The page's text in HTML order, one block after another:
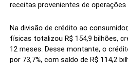
receitas provenientes de operações
Na divisão de crédito ao
físicas totalizou R$ 154,9 bilhões,
12 meses. Desse montante, o
por 73,7%, com saldo de R$ 114,2